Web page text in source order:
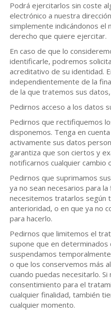
Podrá ejercitarlos sin coste
electrónico a nuestra
simplemente indicándonos el
derecho que quiere ejercitar.
En caso de que lo
identificarle, podremos
acreditativo de su identidad.
independientemente de la
de la que tratemos sus
Pedirnos acceso a los datos
Pedirnos que rectifiquemos
disponemos. Tenga en
activamente sus datos
garantiza que son ciertos y
notificarnos cualquier cambio
Pedirnos que suprimamos
ya no sean necesarios para
necesitemos tratarlos según
anterioridad, o en que ya no
para hacerlo.
Pedirnos que limitemos el
supone que en
suspendamos
o que los conservemos más
cuando puedas necesitarlo.
consentimiento para el
cualquier finalidad, también
cualquier momento.